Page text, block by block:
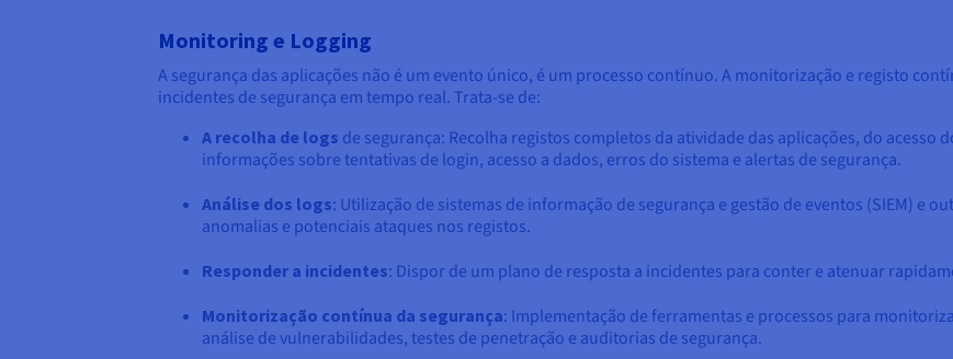
Monitoring e Logging
A segurança das aplicações não é um evento único, é um processo contínuo. A monitorização e registo
incidentes de segurança em tempo real. Trata-se de:
A recolha de logs de segurança: Recolha registos completos da atividade das aplicações, do acesso
informações sobre tentativas de login, acesso a dados, erros do sistema e alertas de segurança.
Análise dos logs: Utilização de sistemas de informação de segurança e gestão de eventos (SIEM) e
anomalias e potenciais ataques nos registos.
Responder a incidentes: Dispor de um plano de resposta a incidentes para conter e atenuar
Monitorização contínua da segurança: Implementação de ferramentas e processos para
análise de vulnerabilidades, testes de penetração e auditorias de segurança.